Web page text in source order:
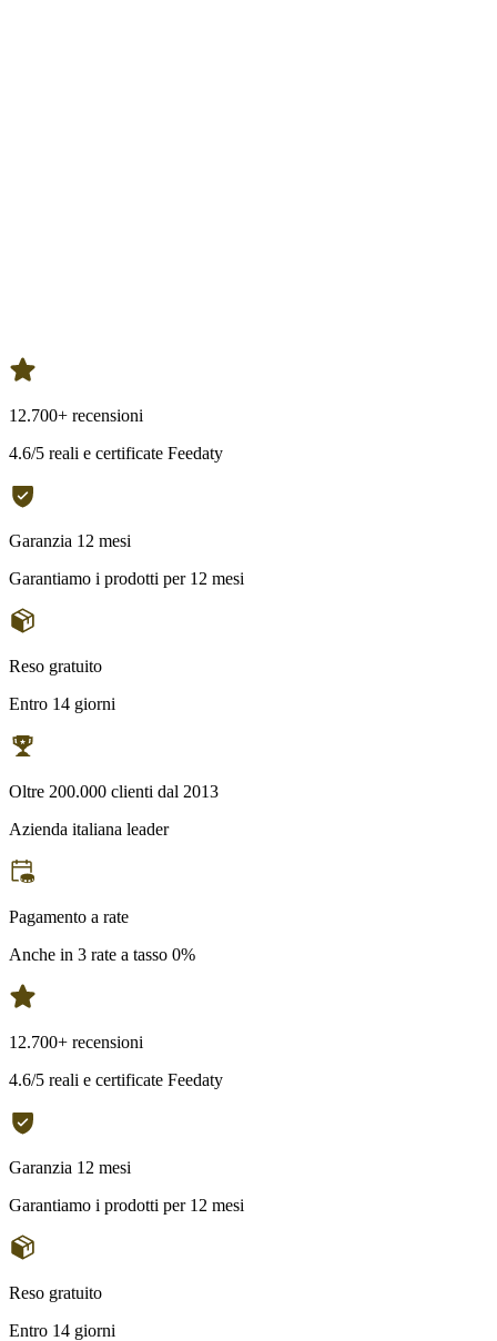
12.700+ recensioni
4.6/5 reali e certificate Feedaty
Garanzia 12 mesi
Garantiamo i prodotti per 12 mesi
Reso gratuito
Entro 14 giorni
Oltre 200.000 clienti dal 2013
Azienda italiana leader
Pagamento a rate
Anche in 3 rate a tasso 0%
12.700+ recensioni
4.6/5 reali e certificate Feedaty
Garanzia 12 mesi
Garantiamo i prodotti per 12 mesi
Reso gratuito
Entro 14 giorni